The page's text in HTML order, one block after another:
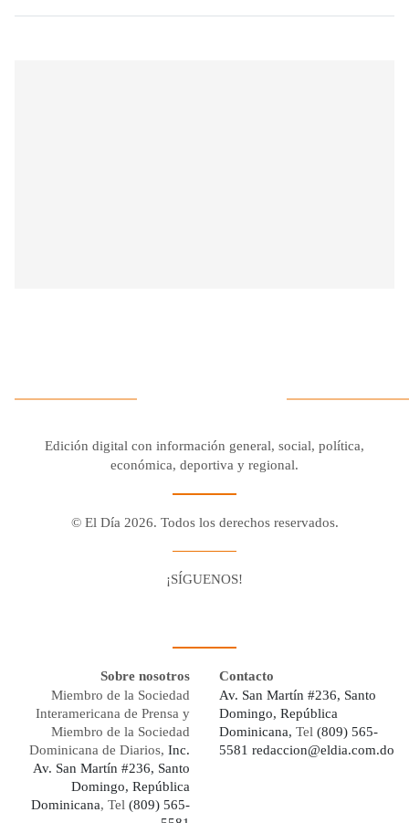
Edición digital con información general, social, política,
económica, deportiva y regional.
© El Día 2026. Todos los derechos reservados.
¡SÍGUENOS!
Sobre nosotros
Miembro de la Sociedad
Interamericana de Prensa y
Miembro de la Sociedad
Dominicana de Diarios, Inc.
Av. San Martín #236, Santo
Domingo, República
Dominicana, Tel (809) 565-
Contacto
Av. San Martín #236, Santo
Domingo, República
Dominicana, Tel (809) 565-
5581 redaccion@eldia.com.do